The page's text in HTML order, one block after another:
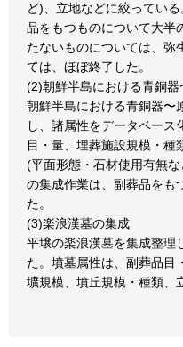
ど)、立地などに絞ってい
品をもつものについて大半
たないものについては、弥
ては、ほぼ終了した。
(2)朝鮮半島における青銅
朝鮮半島における青銅器〜
し、諸属性をデータベース
目・量、埋葬施設規模・種
(平面形態・石材使用有無
の集成作業は、副葬品をも
た。
(3)楽浪漢墓の集成
平壌の楽浪漢墓を集成整理
た。墳墓属性は、副葬品目
壙規模、墳丘規模・種類、